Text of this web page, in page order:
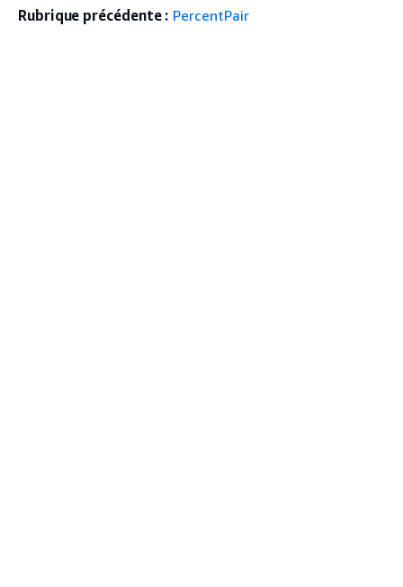
Rubrique précédente : PercentPair